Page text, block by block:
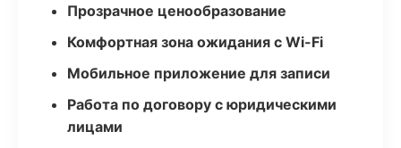
Прозрачное ценообразование
Комфортная зона ожидания с Wi-Fi
Мобильное приложение для записи
Работа по договору с юридическими
лицами